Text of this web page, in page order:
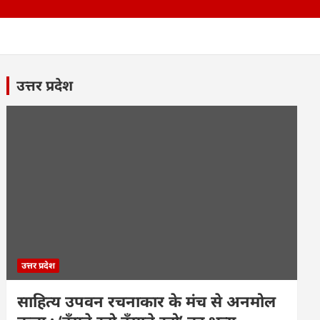
उत्तर प्रदेश
उत्तर प्रदेश
साहित्य उपवन रचनाकार के मंच से अनमोल